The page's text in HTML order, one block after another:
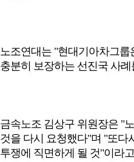
노조연대는 "현대기아차그
충분히 보장하는 선진국 사
금속노조 김상구 위원장은 "
것을 다시 요청했다"며 "또다
투쟁에 직면하게 될 것"이라